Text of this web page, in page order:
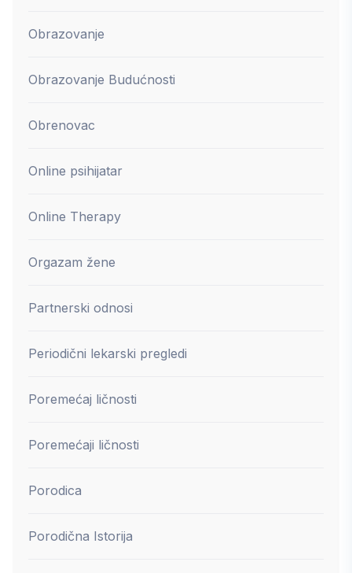
Obrazovanje
Obrazovanje Budućnosti
Obrenovac
Online psihijatar
Online Therapy
Orgazam žene
Partnerski odnosi
Periodični lekarski pregledi
Poremećaj ličnosti
Poremećaji ličnosti
Porodica
Porodična Istorija